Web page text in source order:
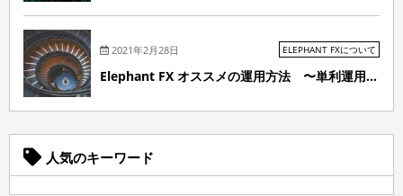
2021年2月28日 ELEPHANT FXについて
Elephant FX オススメの運用方法 〜単利運用...
人気のキーワード